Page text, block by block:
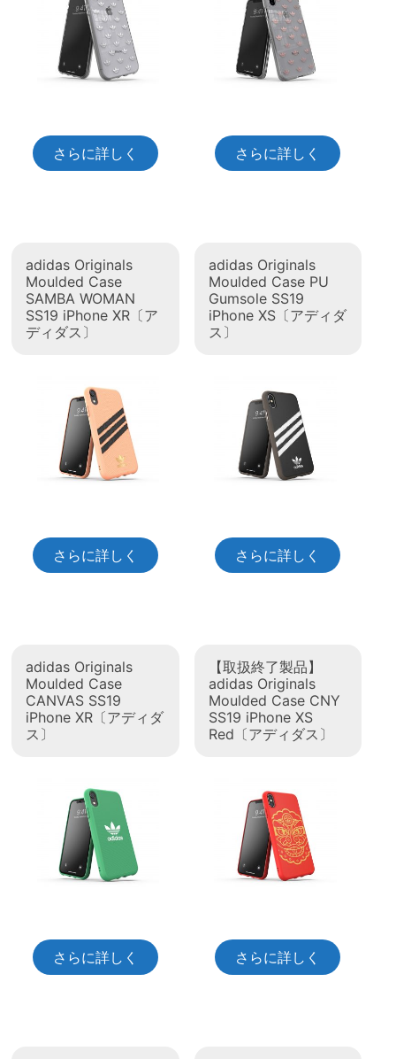
さらに詳しく さらに詳しく
adidas Originals
Moulded Case
SAMBA WOMAN
SS19 iPhone XR〔ア
ディダス〕
さらに詳しく
adidas Originals
Moulded Case PU
Gumsole SS19
iPhone XS〔アディダ
ス〕
さらに詳しく
adidas Originals
Moulded Case
CANVAS SS19
iPhone XR〔アディダ
ス〕
さらに詳しく
【取扱終了製品】
adidas Originals
Moulded Case CNY
SS19 iPhone XS
Red〔アディダス〕
さらに詳しく